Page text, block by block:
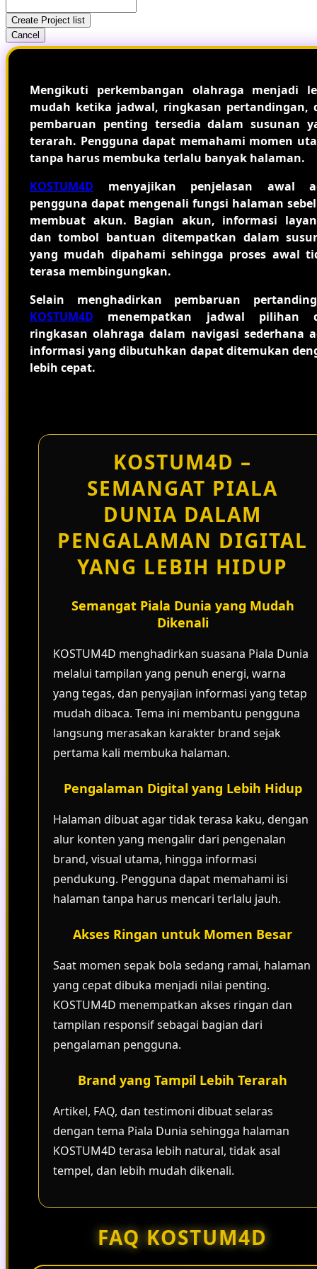
Create Project list
Cancel
Mengikuti perkembangan olahraga menjadi
mudah ketika jadwal, ringkasan pertandingan,
pembaruan penting tersedia dalam susunan
terarah. Pengguna dapat memahami momen
tanpa harus membuka terlalu banyak halaman.
KOSTUM4D menyajikan penjelasan awal
pengguna dapat mengenali fungsi halaman
membuat akun. Bagian akun, informasi
dan tombol bantuan ditempatkan dalam
yang mudah dipahami sehingga proses awal
terasa membingungkan.
Selain menghadirkan pembaruan
KOSTUM4D menempatkan jadwal pilihan
ringkasan olahraga dalam navigasi sederhana
informasi yang dibutuhkan dapat ditemukan
lebih cepat.
KOSTUM4D –
SEMANGAT PIALA
DUNIA DALAM
PENGALAMAN DIGITAL
YANG LEBIH HIDUP
Semangat Piala Dunia yang Mudah
Dikenali
KOSTUM4D menghadirkan suasana Piala Dunia
melalui tampilan yang penuh energi, warna
yang tegas, dan penyajian informasi yang tetap
mudah dibaca. Tema ini membantu pengguna
langsung merasakan karakter brand sejak
pertama kali membuka halaman.
Pengalaman Digital yang Lebih Hidup
Halaman dibuat agar tidak terasa kaku, dengan
alur konten yang mengalir dari pengenalan
brand, visual utama, hingga informasi
pendukung. Pengguna dapat memahami isi
halaman tanpa harus mencari terlalu jauh.
Akses Ringan untuk Momen Besar
Saat momen sepak bola sedang ramai, halaman
yang cepat dibuka menjadi nilai penting.
KOSTUM4D menempatkan akses ringan dan
tampilan responsif sebagai bagian dari
pengalaman pengguna.
Brand yang Tampil Lebih Terarah
Artikel, FAQ, dan testimoni dibuat selaras
dengan tema Piala Dunia sehingga halaman
KOSTUM4D terasa lebih natural, tidak asal
tempel, dan lebih mudah dikenali.
FAQ KOSTUM4D